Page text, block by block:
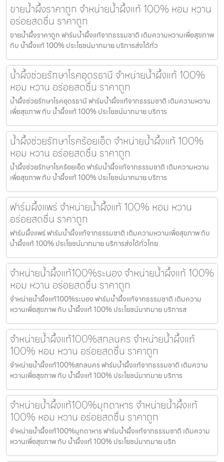
ขายน้ำผึ้งราคาถูก จำหน่ายน้ำผึ้งแท้ 100% หอม หวาน
อร่อยสดชื่น ราคาถูก
ขายน้ำผึ้งราคาถูก ฟาร์มน้ำผึ้งแท้จากธรรมชาติ เติมความหวานเพื่อสุขภาพ
กับ น้ำผึ้งแท้ 100% ประโยชน์มากมาย บริการส่งได้ทั่ว
น้ำผึ้งช่วยรักษาโรคอุดรธานี จำหน่ายน้ำผึ้งแท้ 100%
หอม หวาน อร่อยสดชื่น ราคาถูก
น้ำผึ้งช่วยรักษาโรคอุดรธานี ฟาร์มน้ำผึ้งแท้จากธรรมชาติ เติมความหวาน
เพื่อสุขภาพ กับ น้ำผึ้งแท้ 100% ประโยชน์มากมาย บริการ
น้ำผึ้งช่วยรักษาโรคร้อยเอ็ด จำหน่ายน้ำผึ้งแท้ 100%
หอม หวาน อร่อยสดชื่น ราคาถูก
น้ำผึ้งช่วยรักษาโรคร้อยเอ็ด ฟาร์มน้ำผึ้งแท้จากธรรมชาติ เติมความหวาน
เพื่อสุขภาพ กับ น้ำผึ้งแท้ 100% ประโยชน์มากมาย บริการ
ฟาร์มผึ้งแพร่ จำหน่ายน้ำผึ้งแท้ 100% หอม หวาน
อร่อยสดชื่น ราคาถูก
ฟาร์มผึ้งแพร่ ฟาร์มน้ำผึ้งแท้จากธรรมชาติ เติมความหวานเพื่อสุขภาพ กับ
น้ำผึ้งแท้ 100% ประโยชน์มากมาย บริการส่งได้ทั่วไทย
จำหน่ายน้ำผึ้งแท้100%ระนอง จำหน่ายน้ำผึ้งแท้ 100%
หอม หวาน อร่อยสดชื่น ราคาถูก
จำหน่ายน้ำผึ้งแท้100%ระนอง ฟาร์มน้ำผึ้งแท้จากธรรมชาติ เติมความ
หวานเพื่อสุขภาพ กับ น้ำผึ้งแท้ 100% ประโยชน์มากมาย บริการส
จำหน่ายน้ำผึ้งแท้100%สกลนคร จำหน่ายน้ำผึ้งแท้
100% หอม หวาน อร่อยสดชื่น ราคาถูก
จำหน่ายน้ำผึ้งแท้100%สกลนคร ฟาร์มน้ำผึ้งแท้จากธรรมชาติ เติมความ
หวานเพื่อสุขภาพ กับ น้ำผึ้งแท้ 100% ประโยชน์มากมาย บริการ
จำหน่ายน้ำผึ้งแท้100%มุกดาหาร จำหน่ายน้ำผึ้งแท้
100% หอม หวาน อร่อยสดชื่น ราคาถูก
จำหน่ายน้ำผึ้งแท้100%มุกดาหาร ฟาร์มน้ำผึ้งแท้จากธรรมชาติ เติมความ
หวานเพื่อสุขภาพ กับ น้ำผึ้งแท้ 100% ประโยชน์มากมาย บริก